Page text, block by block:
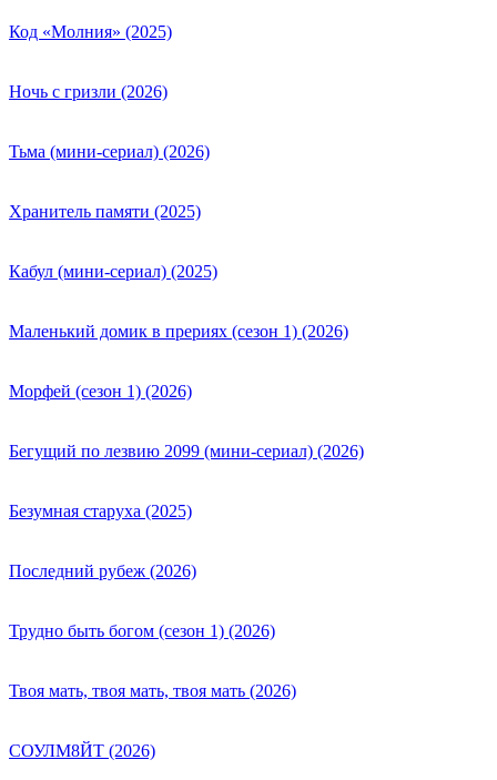
Код «Молния» (2025)
Ночь с гризли (2026)
Тьма (мини-сериал) (2026)
Хранитель памяти (2025)
Кабул (мини-сериал) (2025)
Маленький домик в прериях (сезон 1) (2026)
Морфей (сезон 1) (2026)
Бегущий по лезвию 2099 (мини-сериал) (2026)
Безумная старуха (2025)
Последний рубеж (2026)
Трудно быть богом (сезон 1) (2026)
Твоя мать, твоя мать, твоя мать (2026)
СОУЛМ8ЙТ (2026)